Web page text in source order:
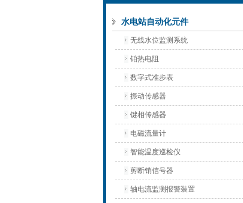
水电站自动化元件
无线水位监测系统
铂热电阻
数字式准步表
振动传感器
键相传感器
电磁流量计
智能温度巡检仪
剪断销信号器
轴电流监测报警装置